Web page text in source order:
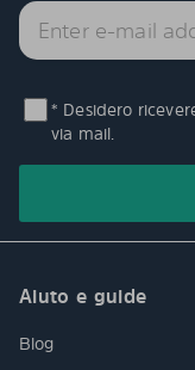
* Desidero
via mail.
Aiuto e guide
Blog